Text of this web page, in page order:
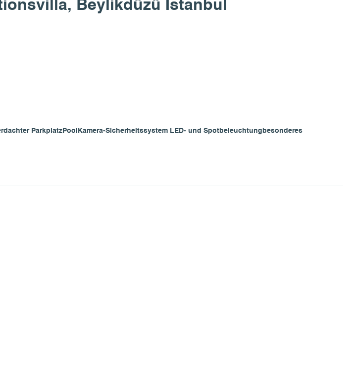
Beylikdüzü Istanbul
Parkplatz Pool Kamera-Sicherheitssystem LED- und Spotbeleuchtung besonderes